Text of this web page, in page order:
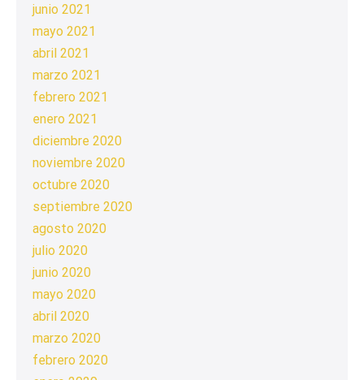
junio 2021
mayo 2021
abril 2021
marzo 2021
febrero 2021
enero 2021
diciembre 2020
noviembre 2020
octubre 2020
septiembre 2020
agosto 2020
julio 2020
junio 2020
mayo 2020
abril 2020
marzo 2020
febrero 2020